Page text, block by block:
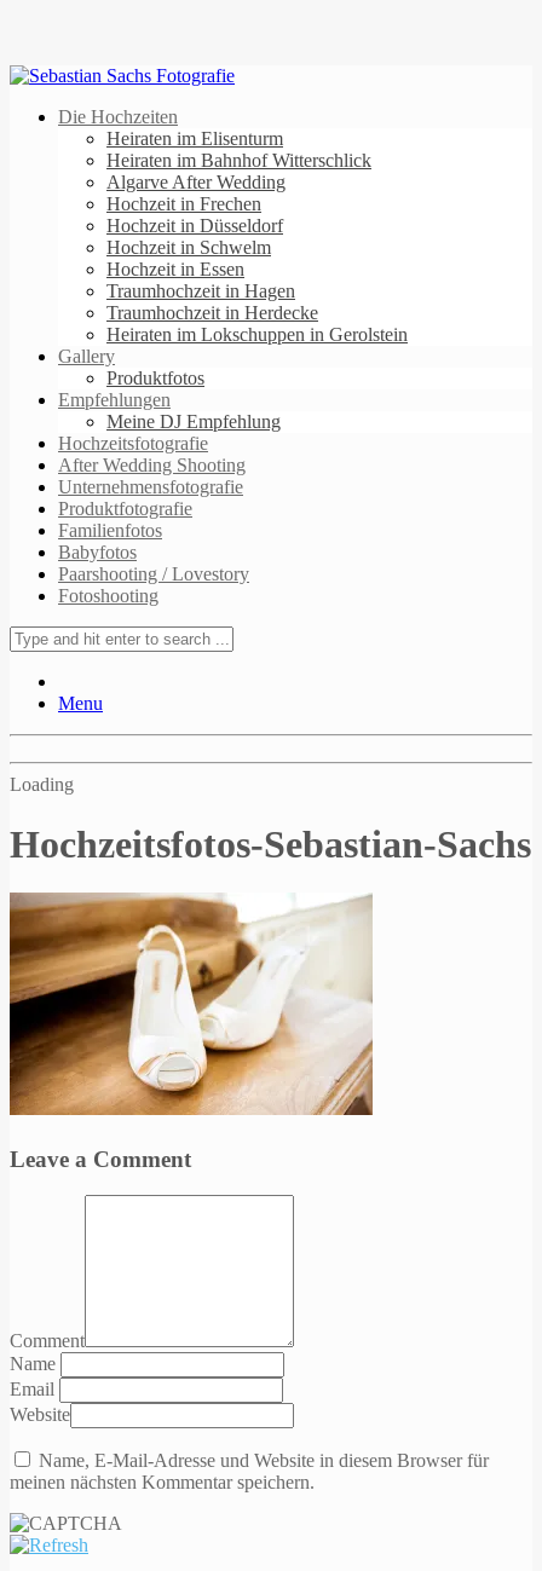
Die Hochzeiten
Heiraten im Elisenturm
Heiraten im Bahnhof Witterschlick
Algarve After Wedding
Hochzeit in Frechen
Hochzeit in Düsseldorf
Hochzeit in Schwelm
Hochzeit in Essen
Traumhochzeit in Hagen
Traumhochzeit in Herdecke
Heiraten im Lokschuppen in Gerolstein
Gallery
Produktfotos
Empfehlungen
Meine DJ Empfehlung
Hochzeitsfotografie
After Wedding Shooting
Unternehmensfotografie
Produktfotografie
Familienfotos
Babyfotos
Paarshooting / Lovestory
Fotoshooting
Menu
Loading
Hochzeitsfotos-Sebastian-Sachs
Leave a Comment
Comment
Name
Email
Website
Name, E-Mail-Adresse und Website in diesem Browser für
meinen nächsten Kommentar speichern.